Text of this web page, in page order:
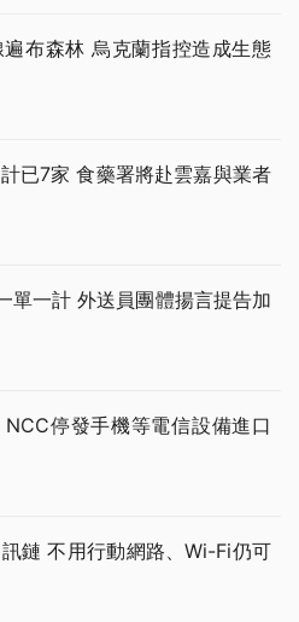
布森林 烏克蘭指控造成生態
已7家 食藥署將赴雲嘉與業者
單一計 外送員團體揚言提告加
停發手機等電信設備進口
鏈 不用行動網路、Wi-Fi仍可